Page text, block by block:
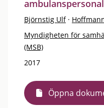
Björnstig Ulf ·
Myndigheten för
(MSB)
2017
Öppna